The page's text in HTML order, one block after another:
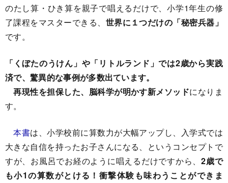
のたし算・ひき算を親子で唱えるだけで、小学1年生の修
了課程をマスターできる、 世界に１つだけの「秘密兵器」
です。
「くぼたのうけん」や「リトルランド」では2歳から実践
済で、驚異的な事例が多数出ています。
再現性を担保した、脳科学が明かす新メソッドになりま
す。
本書は、小学校前に算数力が大幅アップし、入学式では
大きな自信を持ったお子さんになる、というコンセプトで
すが、お風呂でお経のように唱えるだけですから、2歳で
も小1の算数がとける！衝撃体験も味わうことができま